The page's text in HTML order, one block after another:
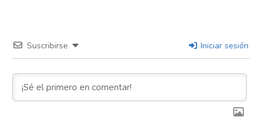
Suscribirse Iniciar sesión